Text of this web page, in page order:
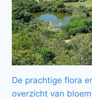
De prachtige flora
overzicht van